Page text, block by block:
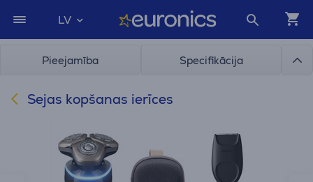
LV
Pieejamība Specifikācija
Sejas kopšanas ierīces